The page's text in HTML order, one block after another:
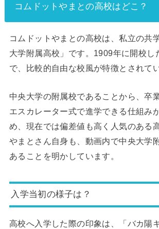
コムドットやまとの高校はどこ？
コムドットやまとの高校は、私立の共
大学附属高校」です。1909年に開校し
で、比較的自由な校風が特徴とされて
中央大学の附属校であることから、卒
エスカレーター式で進学できる仕組み
め、現在では偏差値も高く人気のある
やまとさん自身も、動画内で中央大学
あることを明かしています。
入学当初の様子は？
高校へ入学した際の印象は、「バカ陽